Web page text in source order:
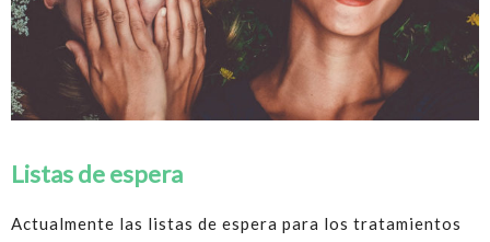
Listas de espera
Actualmente las listas de espera para los tratamientos